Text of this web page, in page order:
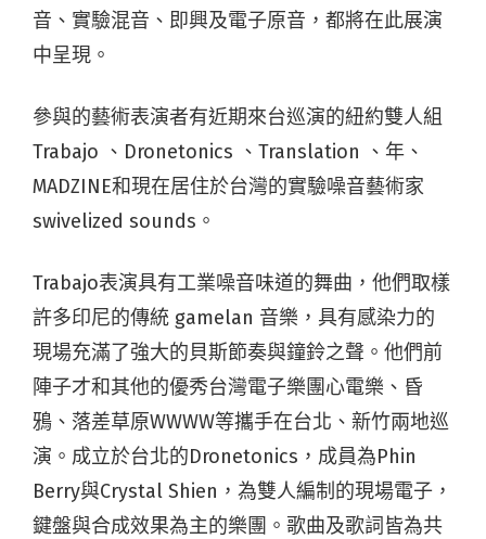
音、實驗混音、即興及電子原音，都將在此展演
中呈現。
參與的藝術表演者有近期來台巡演的紐約雙人組
Trabajo 、Dronetonics 、Translation 、年、
MADZINE和現在居住於台灣的實驗噪音藝術家
swivelized sounds。
Trabajo表演具有工業噪音味道的舞曲，他們取樣
許多印尼的傳統 gamelan 音樂，具有感染力的
現場充滿了強大的貝斯節奏與鐘鈴之聲。他們前
陣子才和其他的優秀台灣電子樂團心電樂、昏
鴉、落差草原WWWW等攜手在台北、新竹兩地巡
演。成立於台北的Dronetonics，成員為Phin
Berry與Crystal Shien，為雙人編制的現場電子，
鍵盤與合成效果為主的樂團。歌曲及歌詞皆為共